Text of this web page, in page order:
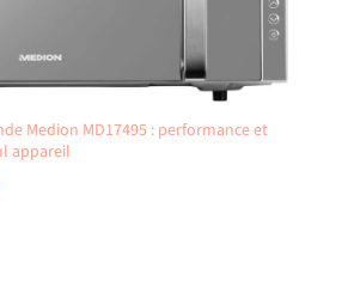
Medion MD17495 : performance et
appareil